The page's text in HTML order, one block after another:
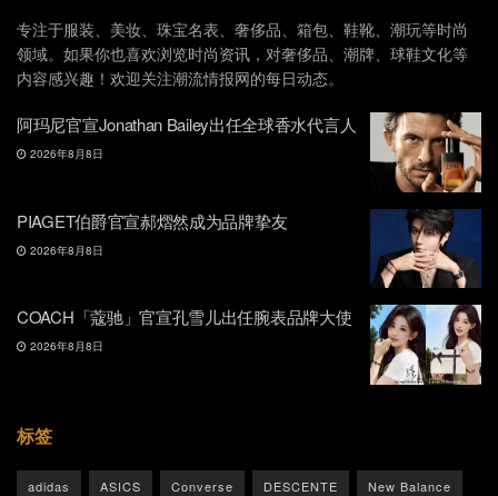
专注于服装、美妆、珠宝名表、奢侈品、箱包、鞋靴、潮玩等时尚
领域。如果你也喜欢浏览时尚资讯，对奢侈品、潮牌、球鞋文化等
内容感兴趣！欢迎关注潮流情报网的每日动态。
阿玛尼官宣Jonathan Bailey出任全球香水代言人
2026年8月8日
PIAGET伯爵官宣郝熠然成为品牌挚友
2026年8月8日
COACH「蔻驰」官宣孔雪儿出任腕表品牌大使
2026年8月8日
标签
adidas ASICS Converse DESCENTE New Balance